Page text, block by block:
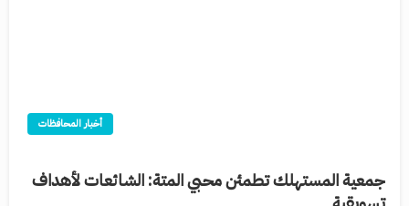
أخبار المحافظات
جمعية المستهلك تطمئن محبي المتة: الشائعات لأهداف